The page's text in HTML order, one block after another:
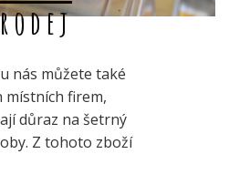
nás můžete také
místních firem,
důraz na šetrný
Z tohoto zboží